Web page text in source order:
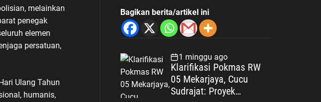
melainkan
penegak
elemen
persatuan,
Ulang Tahun
humanis,
Bagikan berita/artikel ini
1 minggu ago
Klarifikasi Pokmas RW
05 Mekarjaya, Cucu
Sudrajat: Proyek